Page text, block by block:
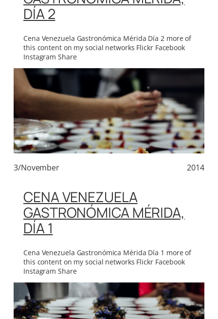
DÍA 2
Cena Venezuela Gastronómica Mérida Día 2 more of
this content on my social networks Flickr Facebook
Instagram Share
3/November 2014
CENA VENEZUELA
GASTRONÓMICA MÉRIDA,
DÍA 1
Cena Venezuela Gastronómica Mérida Día 1 more of
this content on my social networks Flickr Facebook
Instagram Share